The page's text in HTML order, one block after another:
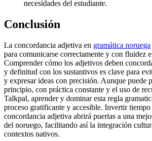
necesidades del estudiante.
Conclusión
La concordancia adjetiva en gramática noruega
para comunicarse correctamente y con fluidez
Comprender cómo los adjetivos deben
y definitud con los sustantivos es clave para
y expresar ideas con precisión. Aunque puede
principio, con práctica constante y el uso de
Talkpal, aprender y dominar esta regla
proceso gratificante y accesible. Invertir tiempo
concordancia adjetiva abrirá puertas a una
del noruego, facilitando así la integración
contextos nativos.